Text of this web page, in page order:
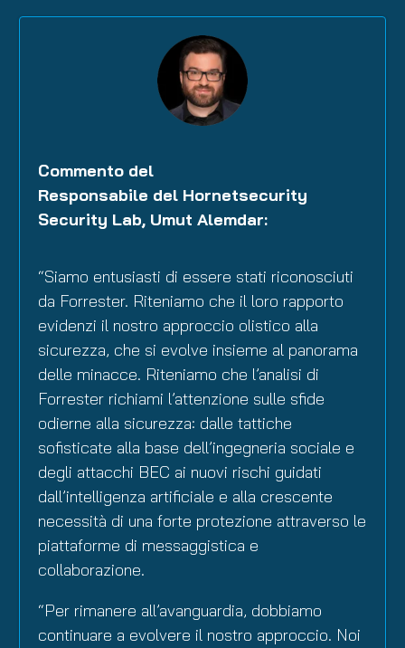
Commento del
Responsabile del Hornetsecurity
Security Lab, Umut Alemdar:
“Siamo entusiasti di essere stati riconosciuti
da Forrester. Riteniamo che il loro rapporto
evidenzi il nostro approccio olistico alla
sicurezza, che si evolve insieme al panorama
delle minacce. Riteniamo che l’analisi di
Forrester richiami l’attenzione sulle sfide
odierne alla sicurezza: dalle tattiche
sofisticate alla base dell’ingegneria sociale e
degli attacchi BEC ai nuovi rischi guidati
dall’intelligenza artificiale e alla crescente
necessità di una forte protezione attraverso le
piattaforme di messaggistica e
collaborazione.
“Per rimanere all’avanguardia, dobbiamo
continuare a evolvere il nostro approccio. Noi